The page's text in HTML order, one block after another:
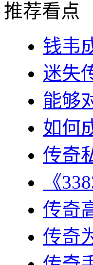
推荐看点
钱韦
迷失
能够
如何
传奇
《
传奇
传奇